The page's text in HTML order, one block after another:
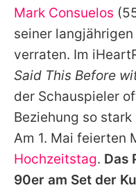
Alle
App
Mark Consuelos
seiner langjährigen
verraten. Im
Said This Before
der Schauspieler
Beziehung so
Am 1. Mai feierten
Hochzeitstag. Das
90er am Set der